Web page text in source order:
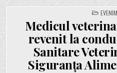
IN
Medicul
revenit la
Sanitare
Siguranța